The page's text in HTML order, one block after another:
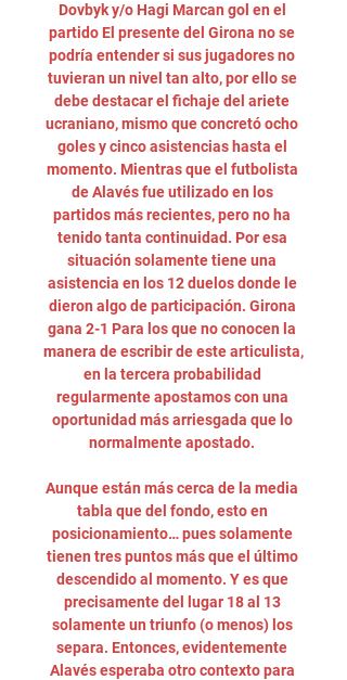
Dovbyk y/o Hagi Marcan gol en el
partido El presente del Girona no se
podría entender si sus jugadores no
tuvieran un nivel tan alto, por ello se
debe destacar el fichaje del ariete
ucraniano, mismo que concretó ocho
goles y cinco asistencias hasta el
momento. Mientras que el futbolista
de Alavés fue utilizado en los
partidos más recientes, pero no ha
tenido tanta continuidad. Por esa
situación solamente tiene una
asistencia en los 12 duelos donde le
dieron algo de participación. Girona
gana 2-1 Para los que no conocen la
manera de escribir de este articulista,
en la tercera probabilidad
regularmente apostamos con una
oportunidad más arriesgada que lo
normalmente apostado.
Aunque están más cerca de la media
tabla que del fondo, esto en
posicionamiento… pues solamente
tienen tres puntos más que el último
descendido al momento. Y es que
precisamente del lugar 18 al 13
solamente un triunfo (o menos) los
separa. Entonces, evidentemente
Alavés esperaba otro contexto para